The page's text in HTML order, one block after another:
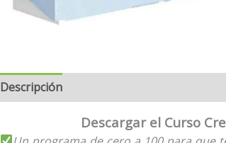
Descripción
Descargar el Curso